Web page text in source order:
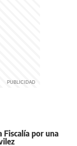
Fiscalía por una